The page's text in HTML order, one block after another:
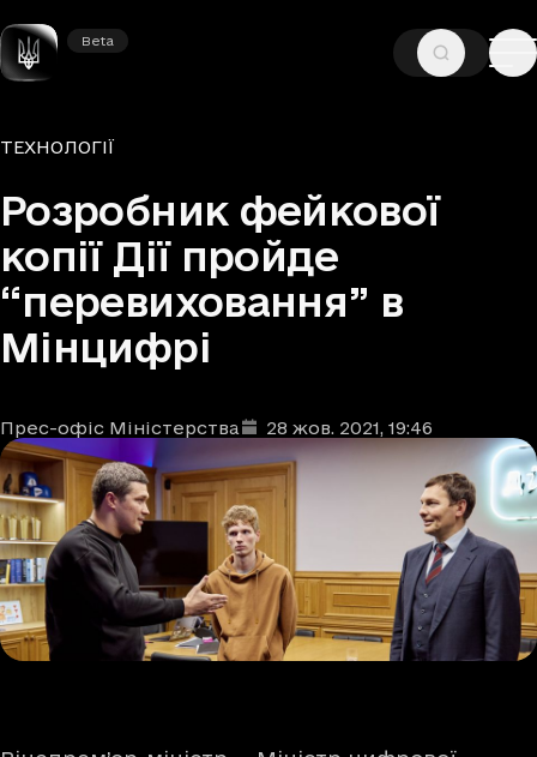
Beta
Beta
ГОЛОВНА —НОВИНИ
Рубрики
ТЕХНОЛОГІЇ
Розробник фейкової
копії Дії пройде
“перевиховання” в
Мінцифрі
Автори
Прес-офіс Міністерства
Дата та час публікації: 28 жов. 2021, 19:46